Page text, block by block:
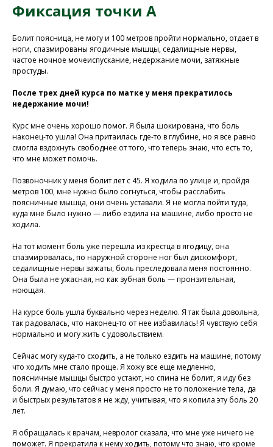
Фиксация точки А
Болит поясница, не могу и 100 метров пройти нормально, отдает в
ноги, спазмированы ягодичные мышцы, седалищные нервы,
частое ночное мочеиспускание, недержание мочи, затяжные
простуды.
После трех дней курса по матке у меня прекратилось
недержание мочи!
Курс мне очень хорошо помог. Я была шокирована, что боль
наконец-то ушла! Она притаилась где-то в глубине, но я все равно
смогла вздохнуть свободнее от того, что теперь знаю, что есть то,
что мне может помочь.
Позвоночник у меня болит лет с 45. Я ходила по улице и, пройдя
метров 100, мне нужно было согнуться, чтобы расслабить
поясничные мышца, они очень уставали. Я не могла пойти туда,
куда мне было нужно — либо ездила на машине, либо просто не
ходила.
На тот момент боль уже перешла из крестца в ягодицу, она
спазмировалась, по наружной стороне ног был дискомфорт,
седалищные нервы зажаты, боль преследовала меня постоянно.
Она была не ужасная, но как зубная боль — пронзительная,
ноющая.
На курсе боль ушла буквально через неделю. Я так была довольна,
так радовалась, что наконец-то от нее избавилась! Я чувствую себя
нормально и могу жить с удовольствием.
Сейчас могу куда-то сходить, а не только ездить на машине, потому
что ходить мне стало проще. Я хожу все еще медленно,
поясничные мышцы быстро устают, но спина не болит, я иду без
боли. Я думаю, что сейчас у меня просто не то положение тела, да
и быстрых результатов я не жду, учитывая, что я копила эту боль 20
лет.
Я обращалась к врачам, невролог сказала, что мне уже ничего не
поможет. Я прекратила к нему ходить, потому что знаю, что кроме
Присоединяйтесь к